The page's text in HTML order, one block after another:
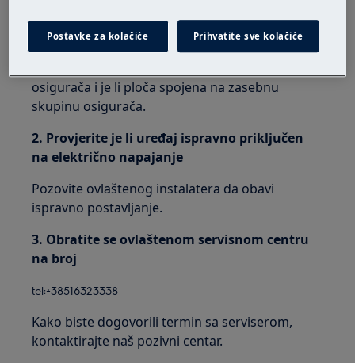
1. Pobrinite se da je osigurač dostatan za
opterećenje napajanja
osigurača i je li ploča spojena na zasebnu
skupinu osigurača.
2. Provjerite je li uređaj ispravno priključen
na električno napajanje
Pozovite ovlaštenog instalatera da obavi
ispravno postavljanje.
3. Obratite se ovlaštenom servisnom centru
na broj
tel:+38516323338
Kako biste dogovorili termin sa serviserom,
kontaktirajte naš pozivni centar.
Postavke za kolačiće Prihvatite sve kolačiće